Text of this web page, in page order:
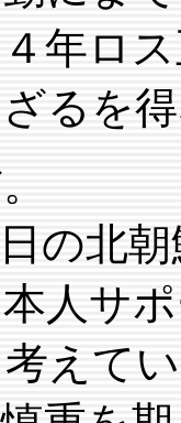
年ロ
るを
の北朝
人サ
えて